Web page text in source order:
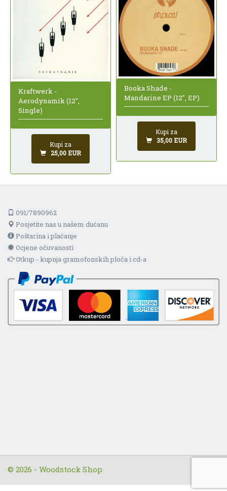
Kraftwerk -
Aerodynamik (12",
Single)
Kupi za
25,00 EUR
Booka Shade -
Mandarine EP (12", EP)
Kupi za
35,00 EUR
091/7890962
Posjetite nas u našem dućanu
Poštarina i plaćanje
Ocjene očuvanosti
Otkup - kupnja gramofonskih ploča i cd-a
© 2026 - Woodstock Shop